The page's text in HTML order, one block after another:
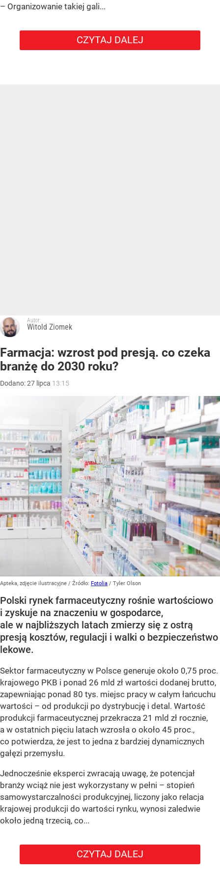
– Organizowanie takiej gali...
CZYTAJ DALEJ
Autor:
Witold Ziomek
Farmacja: wzrost pod presją. co czeka
branżę do 2030 roku?
Dodano:27 lipca 13:15
Apteka, zdjęcie ilustracyjne / Źródło: Fotolia / Tyler Olson
Polski rynek farmaceutyczny rośnie wartościowo
i zyskuje na znaczeniu w gospodarce,
ale w najbliższych latach zmierzy się z ostrą
presją kosztów, regulacji i walki o bezpieczeństwo
lekowe.
Sektor farmaceutyczny w Polsce generuje około 0,75 proc.
krajowego PKB i ponad 26 mld zł wartości dodanej brutto,
zapewniając ponad 80 tys. miejsc pracy w całym łańcuchu
wartości – od produkcji po dystrybucję i detal. Wartość
produkcji farmaceutycznej przekracza 21 mld zł rocznie,
a w ostatnich pięciu latach wzrosła o około 45 proc.,
co potwierdza, że jest to jedna z bardziej dynamicznych
gałęzi przemysłu.
Jednocześnie eksperci zwracają uwagę, że potencjał
branży wciąż nie jest wykorzystany w pełni – stopień
samowystarczalności produkcyjnej, liczony jako relacja
krajowej produkcji do wartości rynku, wynosi zaledwie
około jedną trzecią, co...
CZYTAJ DALEJ